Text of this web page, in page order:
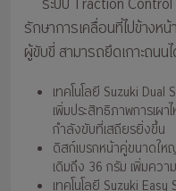
รักษาการเคลื่อนที่ไปข้างห
ผู้ขับขี่ สามารถยึดเกาะถนน
เทคโนโลยี Suzuki
เพิ่มประสิทธิภาพการเผ
กำลังขับที่เสถียรยิ่งขึ้น
ดิสก์เบรกหน้าคู่ขนาดให
เดิมถึง 36 กรัม เพิ่มคว
เทคโนโลยี Suzuki